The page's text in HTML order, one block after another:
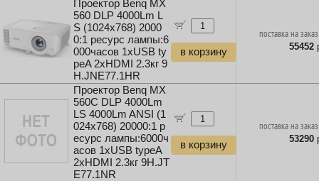
Проектор Benq MX
560 DLP 4000Lm L
S (1024x768) 2000
0:1 ресурс лампы:6
000часов 1xUSB ty
peA 2xHDMI 2.3кг 9
H.JNE77.1HR
в корзину
поставка на
55452
Проектор Benq MX
560C DLP 4000Lm
LS 4000Lm ANSI (1
024x768) 20000:1 р
есурс лампы:6000ч
асов 1xUSB typeA
2xHDMI 2.3кг 9H.JT
E77.1NR
в корзину
поставка на
53290